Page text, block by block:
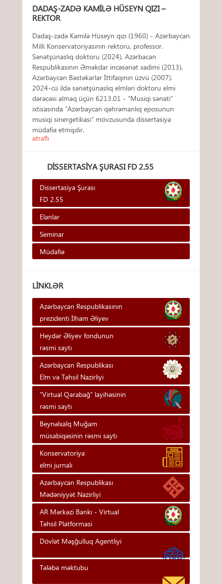
DADAŞ-ZADƏ KAMILƏ HÜSEYN QIZI –
REKTOR
Dadaş-zadə Kamilə Hüseyn qızı (1960) - Azərbaycan
Milli Konservatoriyasının rektoru, professor.
Sənətşünaslıq doktoru (2024), Azərbacan
Respublikasının Əməkdar incəsənət xadimi (2013),
Azərbaycan Bəstəkarlar İttifaqının üzvü (2007).
2024-cü ildə sənətşünaslıq elmləri doktoru elmi
dərəcəsi almaq üçün 6213.01 - “Musiqi sənəti”
ixtisasında “Azərbaycan qəhrəmanlıq eposunun
musiqi sinergetikası” mövzusunda dissertasiya
müdafiə etmişdir.
ətraflı
DISSERTASIYA ŞURASI FD 2.55
Dissertasiya Şurası
FD 2.55
Elanlar
Seminar
Müdafiə
LINKLƏR
Azərbaycan Respublikasının
prezidenti İlham Əliyev
Heydər Əliyev fondunun
rəsmi saytı
Azərbaycan Respublikası
Elm və Təhsil Nazirliyi
“Virtual Qarabağ” layihəsinin
rəsmi saytı
Beynəlxalq Muğam
müsabiqəsinin rəsmi saytı
Konservatoriya
elmi jurnalı
Azərbaycan Respublikası
Mədəniyyət Nazirliyi
AR Mərkəzi Bankı - Vi̇rtual
Təhsi̇l Platformasi
Dövlət Məşğulluq Agentliyi
Tələbə məktubu